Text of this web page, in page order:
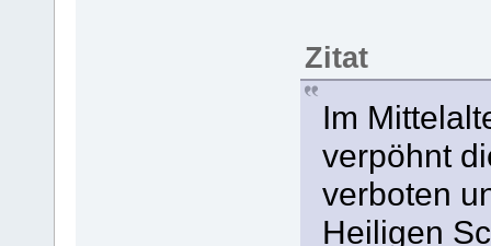
Zitat
Im
verpöhnt
verboten
Heiligen